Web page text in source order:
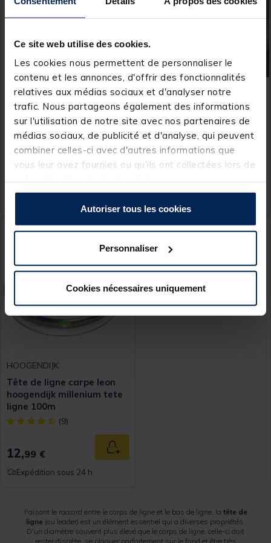
Ce site web utilise des cookies.
Les cookies nous permettent de personnaliser le
contenu et les annonces, d'offrir des fonctionnalités
relatives aux médias sociaux et d'analyser notre
trafic. Nous partageons également des informations
sur l'utilisation de notre site avec nos partenaires de
médias sociaux, de publicité et d'analyse, qui peuvent
combiner celles-ci avec d'autres informations que
vous leur avez fournies ou qu'ils ont collectées lors de
Autoriser tous les cookies
Personnaliser
Cookies nécessaires uniquement
KORDA
Tête de ligne carpe korda
longchuck tapered leaders
KORDA
Tête de ligne carpe korda
arma kord sinking 50m
[object Object] out of 5
(2)
HOOGENDIJK
Tête de ligne carpe leon
hoogendijk millenium tete
ligne 100m
[object Object] out of 5 Customer Rating
(9)
12,99 € Ajouter au panier
Expédition sous 24 h
Faisant le raccord entre le corps de ligne et le bas de ligne, la tête de
ligne (ou leader) est un élément essentiel qui a diverses propriétés.
D'un diamètre souvent plus élevé que le corps de ligne, celle-ci doit
rester discrète, se plaquer parfaitement sur le fond et être très